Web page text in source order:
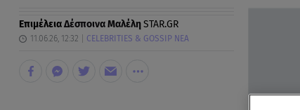
ΕπιμέλειαΔέσποινα ΜαλέληSTAR.GR
11.06.26, 12:32 CELEBRITIES & GOSSIP ΝΕΑ